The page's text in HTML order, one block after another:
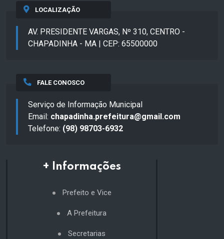
LOCALIZAÇÃO
AV. PRESIDENTE VARGAS, Nº 310, CENTRO -
CHAPADINHA - MA | CEP: 65500000
FALE CONOSCO
Serviço de Informação Municipal
Email: chapadinha.prefeitura@gmail.com
Telefone: (98) 98703-6932
+ Informações
Prefeito e Vice
A Prefeitura
Secretarias